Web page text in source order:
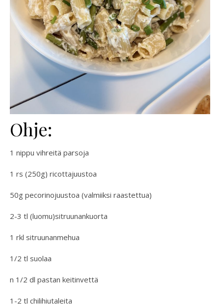
Ohje:
1 nippu vihreitä parsoja
1 rs (250g) ricottajuustoa
50g pecorinojuustoa (valmiiksi raastettua)
2-3 tl (luomu)sitruunankuorta
1 rkl sitruunanmehua
1/2 tl suolaa
n 1/2 dl pastan keitinvettä
1-2 tl chilihiutaleita